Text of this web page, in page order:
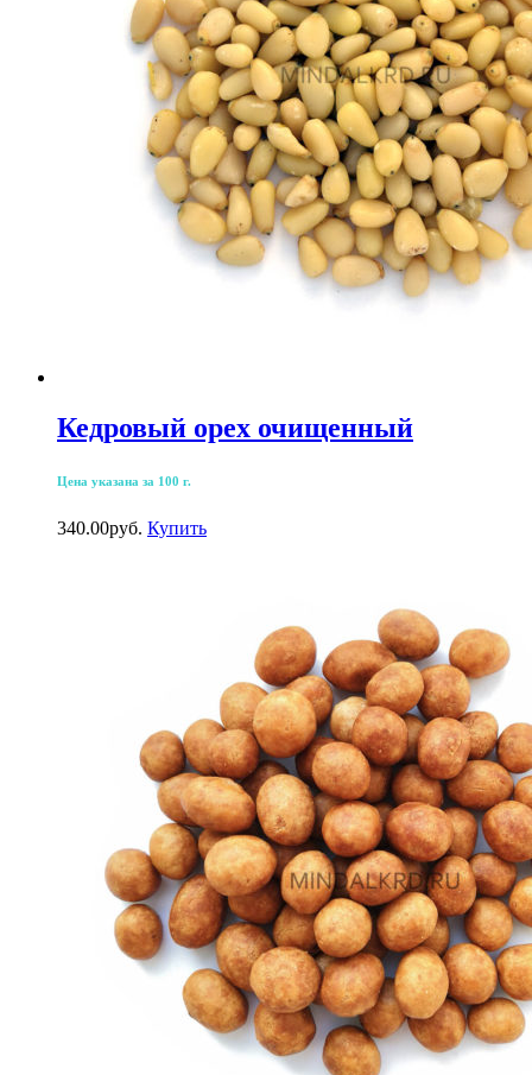
Кедровый орех очищенный
Цена указана за 100 г.
340.00руб. Купить